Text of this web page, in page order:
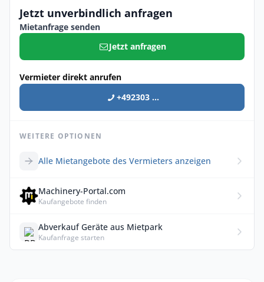
Jetzt unverbindlich anfragen
Mietanfrage senden
Jetzt anfragen
Vermieter direkt anrufen
+492303 ...
WEITERE OPTIONEN
Alle Mietangebote des Vermieters anzeigen
Machinery-Portal.com
Kaufangebote finden
Abverkauf Geräte aus Mietpark
Kaufanfrage starten